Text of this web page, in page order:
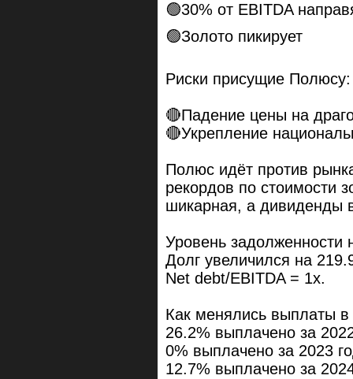
🟢30% от EBITDA
🟢Золото пикирует
Риски присущие Полюсу:
🔴Падение цены на
🔴Укрепление
Полюс идёт против
рекордов по стоимости
шикарная, а дивиденды
Уровень задолженности
Долг увеличился на
Net debt/EBITDA = 1x.
Как менялись выплаты
26.2% выплачено за
0% выплачено за 2023
12.7% выплачено за